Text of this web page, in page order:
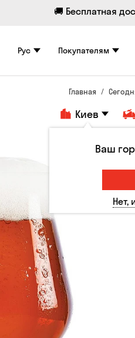
🚚 Бесплатная
Рус Покупателям
Главная
Киев
Ваш
Нет,